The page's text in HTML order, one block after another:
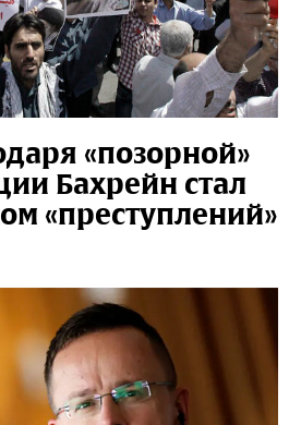
«позорной»
Бахрейн стал
«преступлений»